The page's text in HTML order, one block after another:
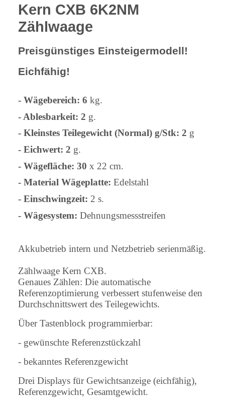
Kern CXB 6K2NM
Zählwaage
Preisgünstiges Einsteigermodell!
Eichfähig!
- Wägebereich: 6 kg.
- Ablesbarkeit: 2 g.
- Kleinstes Teilegewicht (Normal) g/Stk: 2 g
- Eichwert: 2 g.
- Wägefläche: 30 x 22 cm.
- Material Wägeplatte: Edelstahl
- Einschwingzeit: 2 s.
- Wägesystem: Dehnungsmessstreifen
Akkubetrieb intern und Netzbetrieb serienmäßig.
Zählwaage Kern CXB.
Genaues Zählen: Die automatische
Referenzoptimierung verbessert stufenweise den
Durchschnittswert des Teilegewichts.
Über Tastenblock programmierbar:
- gewünschte Referenzstückzahl
- bekanntes Referenzgewicht
Drei Displays für Gewichtsanzeige (eichfähig),
Referenzgewicht, Gesamtgewicht.